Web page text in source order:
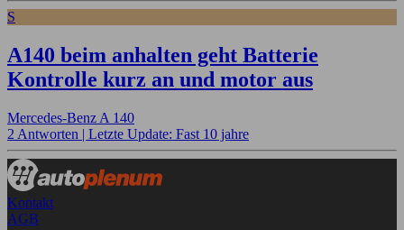
S
A140 beim anhalten geht Batterie
Kontrolle kurz an und motor aus
Mercedes-Benz A 140
2 Antworten | Letzte Update: Fast 10 jahre
Kontakt
AGB